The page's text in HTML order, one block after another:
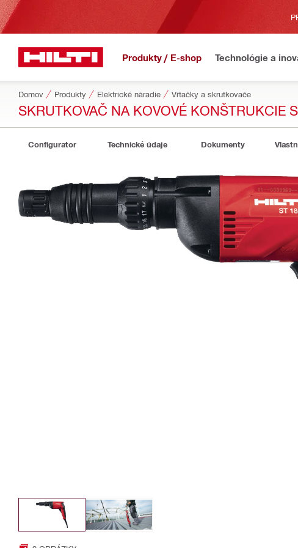
Produkty / E-shop Technológie a
Domov Produkty Elektrické náradie Vŕtačky a skrutkovače
SKRUTKOVAČ NA KOVOVÉ KONŠTRUKCIE
Configurator Technické údaje Dokumenty